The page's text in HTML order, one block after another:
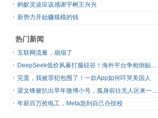
蚂蚁灵波应该感谢宇树王兴兴
新势力开始赚规模的钱
热门新闻
互联网流量，崩塌了
DeepSeek低价风暴打服硅谷！海外平台争相倒贴V4 Flash
完蛋，我被罪犯包围了！一款App如何吓哭美国人
梁文锋被扒出早年微博小号，孤身前往无人区来一场相当 deep 的 seek 旅行
年薪百万抢电工，Meta急到自己办技校